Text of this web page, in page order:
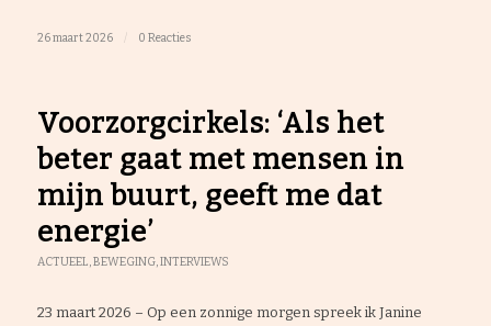
26 maart 2026 0 Reacties
Voorzorgcirkels: ‘Als het
beter gaat met mensen in
mijn buurt, geeft me dat
energie’
ACTUEEL,BEWEGING,INTERVIEWS
23 maart 2026 – Op een zonnige morgen spreek ik Janine